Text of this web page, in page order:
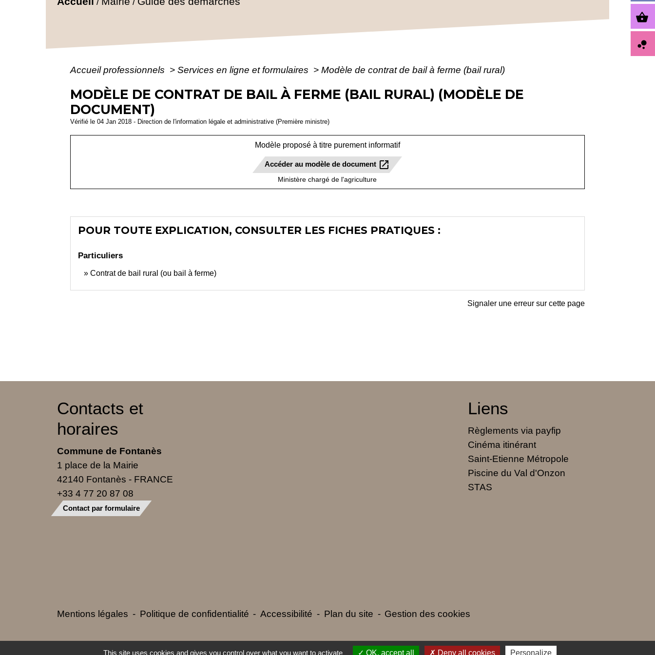
Accueil professionnels > Services en ligne et formulaires > Modèle de contrat de bail à ferme (bail rural)
MODÈLE DE CONTRAT DE BAIL À FERME (BAIL RURAL) (MODÈLE DE
DOCUMENT)
Vérifié le 04 Jan 2018 - Direction de l'information légale et administrative (Première ministre)
Modèle proposé à titre purement informatif
Accéder au modèle de document open_in_new
Ministère chargé de l'agriculture
POUR TOUTE EXPLICATION, CONSULTER LES FICHES PRATIQUES :
Particuliers
Contrat de bail rural (ou bail à ferme)
Signaler une erreur sur cette page
shopping_basket
bubble_chart
Contacts et
horaires
Commune de Fontanès
1 place de la Mairie
42140 Fontanès - FRANCE
+33 4 77 20 87 08
Contact par formulaire
Liens
Règlements via payfip
Cinéma itinérant
Saint-Etienne Métropole
Piscine du Val d'Onzon
STAS
Mentions légales - Politique de confidentialité - Accessibilité - Plan du site - Gestion des cookies
This site uses cookies and gives you control over what you want to activate OK, accept all Deny all cookies Personalize